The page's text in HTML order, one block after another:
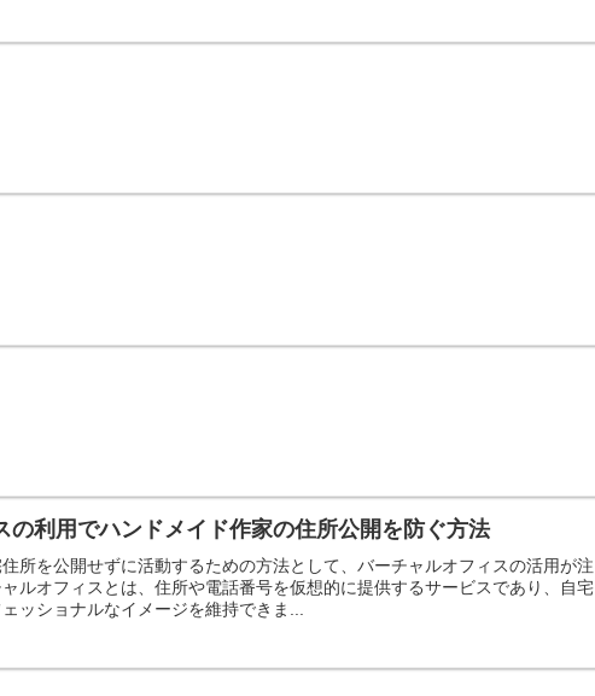
の利用でハンドメイド作家の住所公開を防ぐ方法
所を公開せずに活動するための方法として、バーチャルオフィスの活用が注
ルオフィスとは、住所や電話番号を仮想的に提供するサービスであり、自宅
ッショナルなイメージを維持できま...